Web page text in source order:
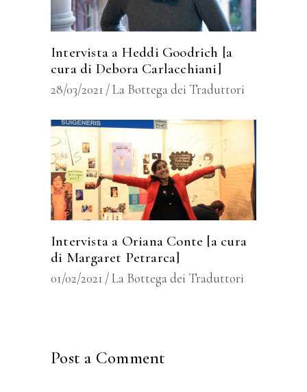
Intervista a Heddi Goodrich [a
cura di Debora Carlacchiani]
28/03/2021 La Bottega dei Traduttori
Intervista a Oriana Conte [a cura
di Margaret Petrarca]
01/02/2021 La Bottega dei Traduttori
Post a Comment